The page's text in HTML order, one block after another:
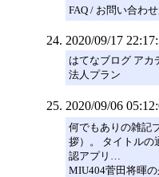
FAQ / お問い合わ
2020/09/17
はてなブログ アカ
法人プラン
2020/09/06
何でもありの雑記
拶）。 タイトルの
認アプリ…
MIU404菅田将暉